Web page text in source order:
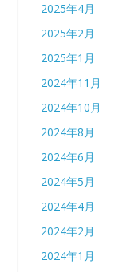
2025年4月
2025年2月
2025年1月
2024年11月
2024年10月
2024年8月
2024年6月
2024年5月
2024年4月
2024年2月
2024年1月